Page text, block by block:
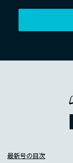
最新号の目次